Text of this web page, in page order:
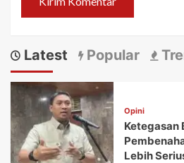
Latest Popular
Opini
Ketegasan
Lebih